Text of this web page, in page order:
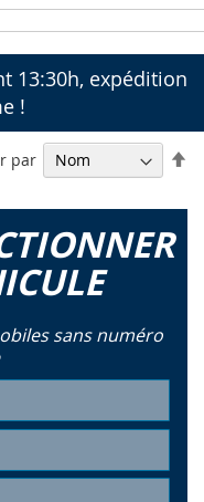
13:30h, expédition
!
sans numéro
par